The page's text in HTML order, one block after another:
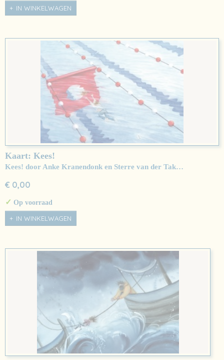
IN WINKELWAGEN
Kaart: Kees!
Kees! door Anke Kranendonk en Sterre van der Tak…
€ 0,00
✓ Op voorraad
IN WINKELWAGEN